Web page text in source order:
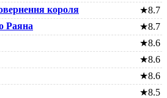
короля ★8.7
Раяна ★8.7
★8.6
★8.6
★8.6
★8.5